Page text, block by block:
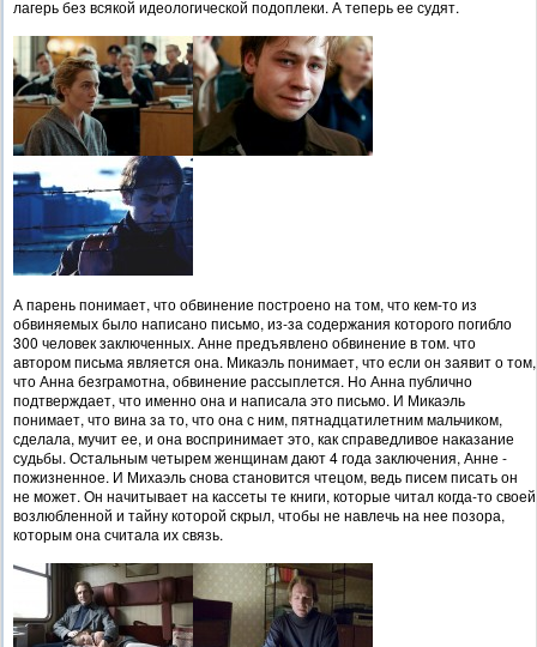
лагерь без всякой идеологической подоплеки. А теперь ее судят.
А парень понимает, что обвинение построено на том, что кем-то из
обвиняемых было написано письмо, из-за содержания которого погибло
300 человек заключенных. Анне предъявлено обвинение в том. что
автором письма является она. Микаэль понимает, что если он заявит о том,
что Анна безграмотна, обвинение рассыплется. Но Анна публично
подтверждает, что именно она и написала это письмо. И Микаэль
понимает, что вина за то, что она с ним, пятнадцатилетним мальчиком,
сделала, мучит ее, и она воспринимает это, как справедливое наказание
судьбы. Остальным четырем женщинам дают 4 года заключения, Анне -
пожизненное. И Михаэль снова становится чтецом, ведь писем писать он
не может. Он начитывает на кассеты те книги, которые читал когда-то своей
возлюбленной и тайну которой скрыл, чтобы не навлечь на нее позора,
которым она считала их связь.